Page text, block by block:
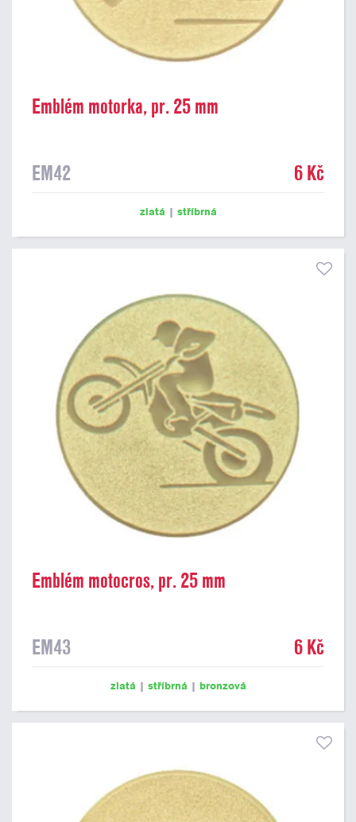
Emblém motorka, pr. 25 mm
EM42 6 Kč
zlatá | stříbrná
Emblém motocros, pr. 25 mm
EM43 6 Kč
zlatá | stříbrná | bronzová